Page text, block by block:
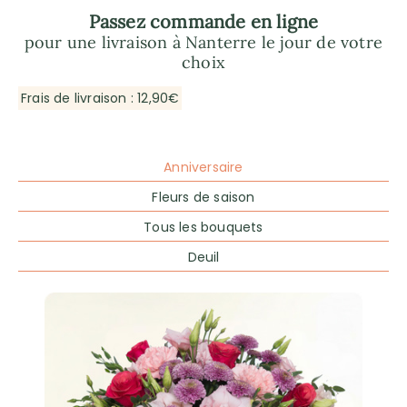
Passez commande en ligne
pour une livraison à Nanterre le jour de votre
choix
Frais de livraison : 12,90€
Anniversaire
Fleurs de saison
Tous les bouquets
Deuil